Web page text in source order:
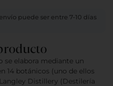
puede ser entre 7-10 días
se elabora mediante un
14 botánicos (uno de ellos
Distillery (Destilería